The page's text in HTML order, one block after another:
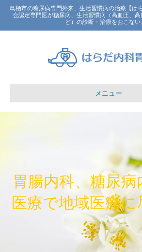
鳥栖市の糖尿病専門外来、生活習慣病の治療【は
会認定専門医が糖尿病、生活習慣病（高血圧、
ど）の診断・治療をおこない
メニュー
胃腸内科、糖尿
医療で地域医療